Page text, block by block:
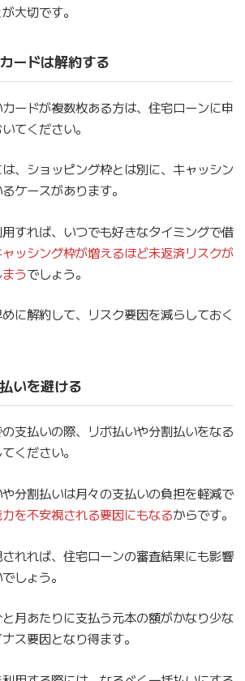
大切です。
ードは解約する
ードが複数枚ある方は、住宅ローンに申
てください。
、ショッピング枠とは別に、キャッシン
ケースがあります。
すれば、いつでも好きなタイミングで借
ャッシング枠が増えるほど未返済リスクが
うでしょう。
に解約して、リスク要因を減らしておく
いを避ける
支払いの際、リボ払いや分割払いをなる
ください。
分割払いは月々の支払いの負担を軽減で
を不安視される要因にもなるからです。
れれば、住宅ローンの審査結果にも影響
しょう。
月あたりに支払う元本の額がかなり少な
ス要因となり得ます。